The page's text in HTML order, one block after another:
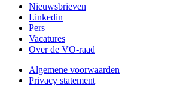
Nieuwsbrieven
Linkedin
Pers
Vacatures
Over de VO-raad
Algemene voorwaarden
Privacy statement